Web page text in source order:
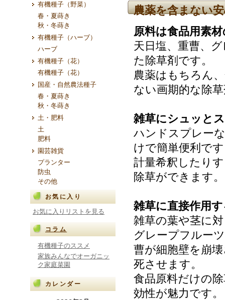
有機種子（野菜）
春・夏蒔き
秋・冬蒔き
有機種子（ハーブ）
ハーブ
有機種子（花）
有機種子（花）
国産・自然農法種子
春・夏蒔き
秋・冬蒔き
土・肥料
土
肥料
園芸雑貨
プランター
防虫
その他
お気に入り
お気に入りリストを見る
コラム
有機種子のススメ
家族みんなでオーガニッ
ク家庭菜園
カレンダー
農薬を含まない
原料は食品用素
天日塩、重曹、
た除草剤です。
農薬はもちろん
ない画期的な除
雑草にシュッと
ハンドスプレー
けで簡単便利で
計量希釈したり
除草ができます。
雑草に直接作用
雑草の葉や茎に
グレープフルー
曹が細胞壁を崩
死させます。
食品原料だけの
効性が魅力です。